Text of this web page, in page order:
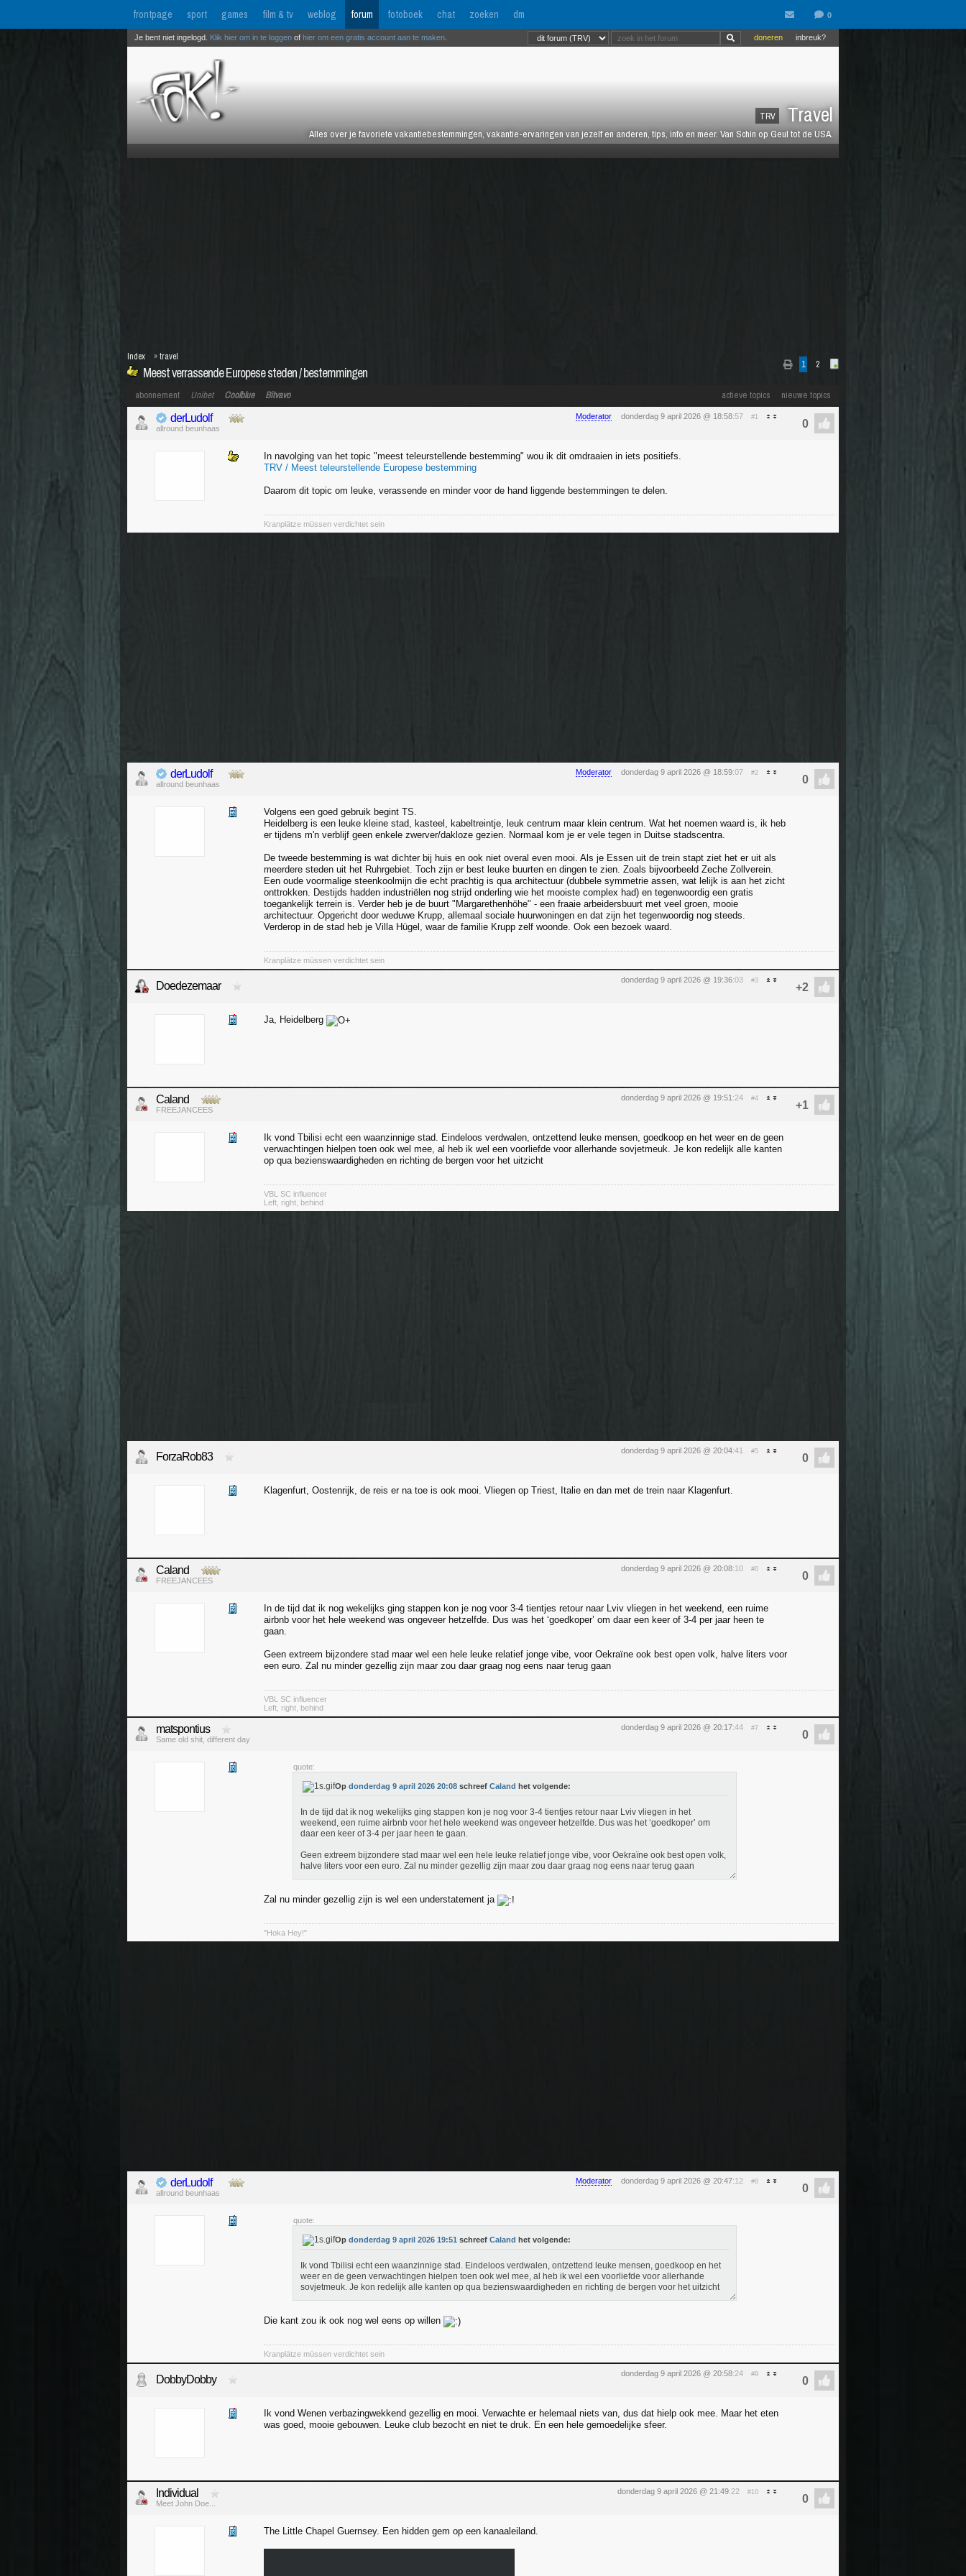
frontpage sport games film & tv weblog forum fotoboek chat zoeken dm
TRV Travel
Alles over je favoriete vakantiebestemmingen, vakantie-ervaringen van jezelf en anderen, tips, info en meer. Van Schin op Geul tot de USA.
inbreuk?
doneren
Je bent niet ingelogd. Klik hier om in te loggen of hier om een gratis account aan te maken
1 2
Meest verrassende Europese steden / bestemmingen
Index »travel
actieve topics nieuwe topics
abonnement Unibet Coolblue Bitvavo
Moderator donderdag 9 april 2026 @ 18:58:57 #1
derLudolf
allround beunhaas
In navolging van het topic "meest teleurstellende bestemming" wou ik dit omdraaien in iets positiefs.
TRV / Meest teleurstellende Europese bestemming
Daarom dit topic om leuke, verassende en minder voor de hand liggende bestemmingen te delen.
Kranplätze müssen verdichtet sein
Moderator donderdag 9 april 2026 @ 18:59:07 #2
derLudolf
allround beunhaas
Volgens een goed gebruik begint TS.
Heidelberg is een leuke kleine stad, kasteel, kabeltreintje, leuk centrum maar klein centrum. Wat het noemen waard is, ik heb
er tijdens m'n verblijf geen enkele zwerver/dakloze gezien. Normaal kom je er vele tegen in Duitse stadscentra.
De tweede bestemming is wat dichter bij huis en ook niet overal even mooi. Als je Essen uit de trein stapt ziet het er uit als
meerdere steden uit het Ruhrgebiet. Toch zijn er best leuke buurten en dingen te zien. Zoals bijvoorbeeld Zeche Zollverein.
Een oude voormalige steenkoolmijn die echt prachtig is qua architectuur (dubbele symmetrie assen, wat lelijk is aan het zicht
onttrokken. Destijds hadden industriëlen nog strijd onderling wie het mooiste complex had) en tegenwoordig een gratis
toegankelijk terrein is. Verder heb je de buurt "Margarethenhöhe" - een fraaie arbeidersbuurt met veel groen, mooie
architectuur. Opgericht door weduwe Krupp, allemaal sociale huurwoningen en dat zijn het tegenwoordig nog steeds.
Verderop in de stad heb je Villa Hügel, waar de familie Krupp zelf woonde. Ook een bezoek waard.
Kranplätze müssen verdichtet sein
donderdag 9 april 2026 @ 19:36:03 #3
Doedezemaar
Ja, Heidelberg
donderdag 9 april 2026 @ 19:51 :24 #4
Caland
FREEJANCEES
Ik vond Tbilisi echt een waanzinnige stad. Eindeloos verdwalen, ontzettend leuke mensen, goedkoop en het weer en de geen
verwachtingen hielpen toen ook wel mee, al heb ik wel een voorliefde voor allerhande sovjetmeuk. Je kon redelijk alle kanten
op qua bezienswaardigheden en richting de bergen voor het uitzicht
VBL SC influencer
Left, right, behind
donderdag 9 april 2026 @ 20:04:41 #5
ForzaRob83
Klagenfurt, Oostenrijk, de reis er na toe is ook mooi. Vliegen op Triest, Italie en dan met de trein naar Klagenfurt.
donderdag 9 april 2026 @ 20:08:10 #6
Caland
FREEJANCEES
In de tijd dat ik nog wekelijks ging stappen kon je nog voor 3-4 tientjes retour naar Lviv vliegen in het weekend, een ruime
airbnb voor het hele weekend was ongeveer hetzelfde. Dus was het ‘goedkoper’ om daar een keer of 3-4 per jaar heen te
gaan.
Geen extreem bijzondere stad maar wel een hele leuke relatief jonge vibe, voor Oekraïne ook best open volk, halve liters voor
een euro. Zal nu minder gezellig zijn maar zou daar graag nog eens naar terug gaan
VBL SC influencer
Left, right, behind
donderdag 9 april 2026 @ 20:17:44 #7
matspontius
Same old shit, different day
quote:
Op donderdag 9 april 2026 20:08 schreef Caland het volgende:
In de tijd dat ik nog wekelijks ging stappen kon je nog voor 3-4 tientjes retour naar Lviv vliegen in het
weekend, een ruime airbnb voor het hele weekend was ongeveer hetzelfde. Dus was het ‘goedkoper’ om
daar een keer of 3-4 per jaar heen te gaan.
Geen extreem bijzondere stad maar wel een hele leuke relatief jonge vibe, voor Oekraïne ook best open volk,
halve liters voor een euro. Zal nu minder gezellig zijn maar zou daar graag nog eens naar terug gaan
Zal nu minder gezellig zijn is wel een understatement ja
"Hoka Hey!"
Moderator donderdag 9 april 2026 @ 20:47:12 #8
derLudolf
allround beunhaas
quote:
Op donderdag 9 april 2026 19:51 schreef Caland het volgende:
Ik vond Tbilisi echt een waanzinnige stad. Eindeloos verdwalen, ontzettend leuke mensen, goedkoop en het
weer en de geen verwachtingen hielpen toen ook wel mee, al heb ik wel een voorliefde voor allerhande
sovjetmeuk. Je kon redelijk alle kanten op qua bezienswaardigheden en richting de bergen voor het uitzicht
Die kant zou ik ook nog wel eens op willen
Kranplätze müssen verdichtet sein
donderdag 9 april 2026 @ 20:58:24 #9
DobbyDobby
Ik vond Wenen verbazingwekkend gezellig en mooi. Verwachte er helemaal niets van, dus dat hielp ook mee. Maar het eten
was goed, mooie gebouwen. Leuke club bezocht en niet te druk. En een hele gemoedelijke sfeer.
donderdag 9 april 2026 @ 21:49:22 #10
Individual
Meet John Doe...
The Little Chapel Guernsey. Een hidden gem op een kanaaleiland.